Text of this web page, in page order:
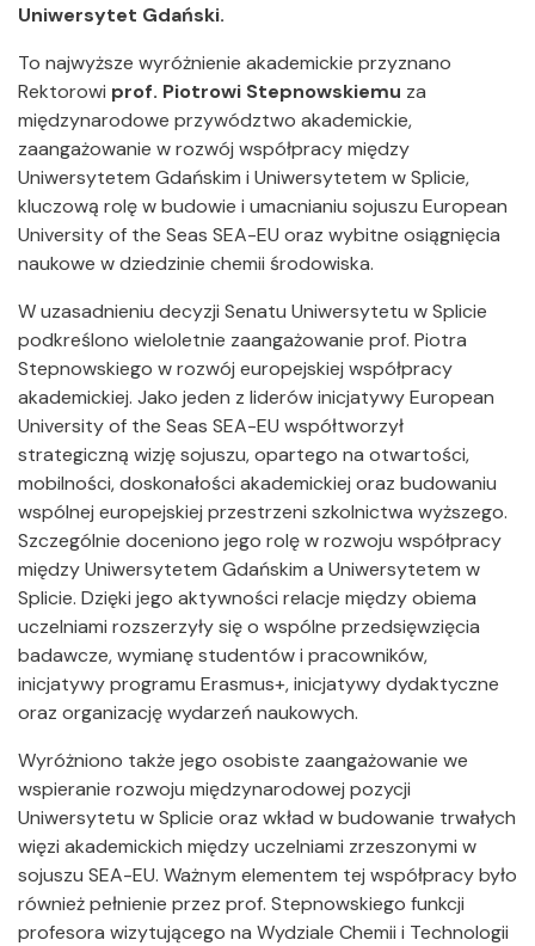
Uniwersytet Gdański.
To najwyższe wyróżnienie akademickie przyznano
Rektorowi prof. Piotrowi Stepnowskiemu za
międzynarodowe przywództwo akademickie,
zaangażowanie w rozwój współpracy między
Uniwersytetem Gdańskim i Uniwersytetem w Splicie,
kluczową rolę w budowie i umacnianiu sojuszu European
University of the Seas SEA-EU oraz wybitne osiągnięcia
naukowe w dziedzinie chemii środowiska.
W uzasadnieniu decyzji Senatu Uniwersytetu w Splicie
podkreślono wieloletnie zaangażowanie prof. Piotra
Stepnowskiego w rozwój europejskiej współpracy
akademickiej. Jako jeden z liderów inicjatywy European
University of the Seas SEA-EU współtworzył
strategiczną wizję sojuszu, opartego na otwartości,
mobilności, doskonałości akademickiej oraz budowaniu
wspólnej europejskiej przestrzeni szkolnictwa wyższego.
Szczególnie doceniono jego rolę w rozwoju współpracy
między Uniwersytetem Gdańskim a Uniwersytetem w
Splicie. Dzięki jego aktywności relacje między obiema
uczelniami rozszerzyły się o wspólne przedsięwzięcia
badawcze, wymianę studentów i pracowników,
inicjatywy programu Erasmus+, inicjatywy dydaktyczne
oraz organizację wydarzeń naukowych.
Wyróżniono także jego osobiste zaangażowanie we
wspieranie rozwoju międzynarodowej pozycji
Uniwersytetu w Splicie oraz wkład w budowanie trwałych
więzi akademickich między uczelniami zrzeszonymi w
sojuszu SEA-EU. Ważnym elementem tej współpracy było
również pełnienie przez prof. Stepnowskiego funkcji
profesora wizytującego na Wydziale Chemii i Technologii